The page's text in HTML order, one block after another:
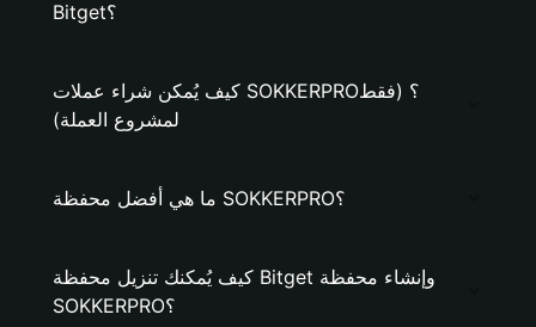
Bitget؟
كيف يُمكن شراء عملات SOKKERPRO؟ (فقط
لمشروع العملة)
ما هي أفضل محفظة SOKKERPRO؟
كيف يُمكنك تنزيل محفظة Bitget وإنشاء محفظة
SOKKERPRO؟